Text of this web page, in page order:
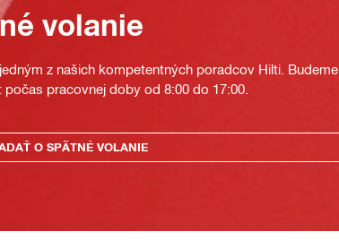
volanie
z našich kompetentných poradcov Hilti. Budeme
pracovnej doby od 8:00 do 17:00.
O SPÄTNÉ VOLANIE